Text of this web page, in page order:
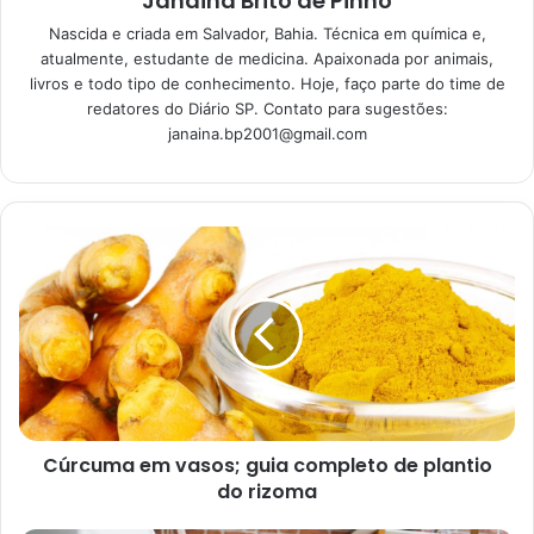
Segredos da jardinagem para
iniciantes: não deixe as suas
plantinhas morrerem
08/01/2023
Por isso, se você começou a se interessar a pouco tempo
por essa prática e não vê a hora de ter a casa cheia de
verde, não se desespere. Confira, aqui, as melhoresdicas
de jardinageme coloque em prática todas elas agora
mesmo.
Nascida e criada em Salvador, Bahia. Técnica em química e,
atualmente, estudante de medicina. Apaixonada por animais,
livros e todo tipo de conhecimento. Hoje, faço parte do time de
redatores do Diário SP. Contato para sugestões:
janaina.bp2001@gmail.com
Cúrcuma em vasos; guia completo de plantio
do rizoma